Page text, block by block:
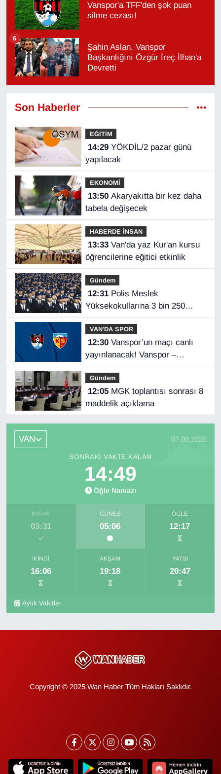
Vanspor'a TFF'den şok puan
silme cezası!
Şahin Aslan, Vanspor
Başkanlığını Özgür İreç İlhan'a
Devretti
6
Son Haberler
EĞİTİM
14:29YÖKDİL/2 pazar günü
yapılacak
EKONOMİ
13:50Akaryakıtta bir kez daha
tabela değişecek
HABERDE İNSAN
13:33Van'da yaz Kur'an kursu
öğrencilerine eğitici etkinlik
Gündem
12:31Polis Meslek
Yüksekokullarına 3 bin 250
öğrenci alınacak
VAN'DA SPOR
12:30Vanspor’un maçı canlı
yayınlanacak! Vanspor –
Kayserispor maçı hangi kanalda,
saat kaçta?
Gündem
12:05MGK toplantısı sonrası 8
maddelik açıklama
VAN 07.08.2026
SONRAKI VAKTE KALAN
14:49
Öğle Namazı
İMSAK
03:31
GÜNEŞ
05:06
ÖĞLE
12:17
İKINDI
16:06
AKŞAM
19:18
YATSI
20:47
Aylık Vakitler
Copyright © 2025 Wan Haber Tüm Hakları Saklıdır.